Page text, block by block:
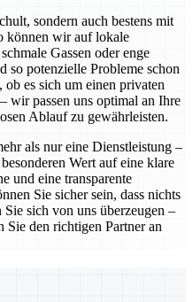
sondern auch bestens mit
können wir auf lokale
Gassen oder enge
so potenzielle Probleme schon
es sich um einen privaten
wir passen uns optimal an Ihre
Ablauf zu gewährleisten.
als nur eine Dienstleistung –
Wert auf eine klare
und eine transparente
Sie sicher sein, dass nichts
sich von uns überzeugen –
den richtigen Partner an